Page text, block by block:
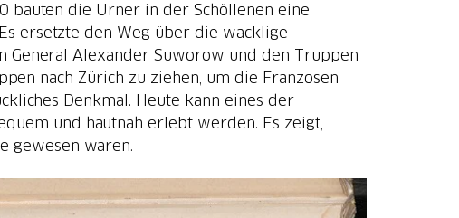
bauten die Urner in der Schöllenen eine
ersetzte den Weg über die wacklige
General Alexander Suworow und den Truppen
nach Zürich zu ziehen, um die Franzosen
Denkmal. Heute kann eines der
und hautnah erlebt werden. Es zeigt,
gewesen waren.